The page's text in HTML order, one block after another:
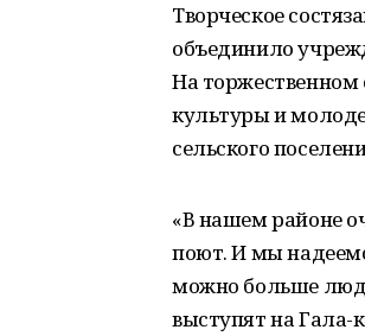
Творческое
объединило
На торжественном
культуры и
сельского
«В нашем районе
поют. И мы
можно больше
выступят на Гала-